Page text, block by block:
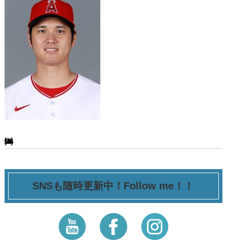
[ssba-buttons]
SNSも随時更新中！Follow me！！